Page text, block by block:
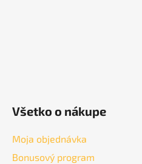
Všetko o nákupe
Moja objednávka
Bonusový program